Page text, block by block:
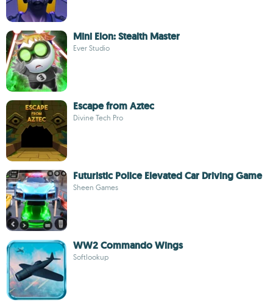
Mini Elon: Stealth Master
Ever Studio
Escape from Aztec
Divine Tech Pro
Futuristic Police Elevated Car Driving Game
Sheen Games
WW2 Commando Wings
Softlookup